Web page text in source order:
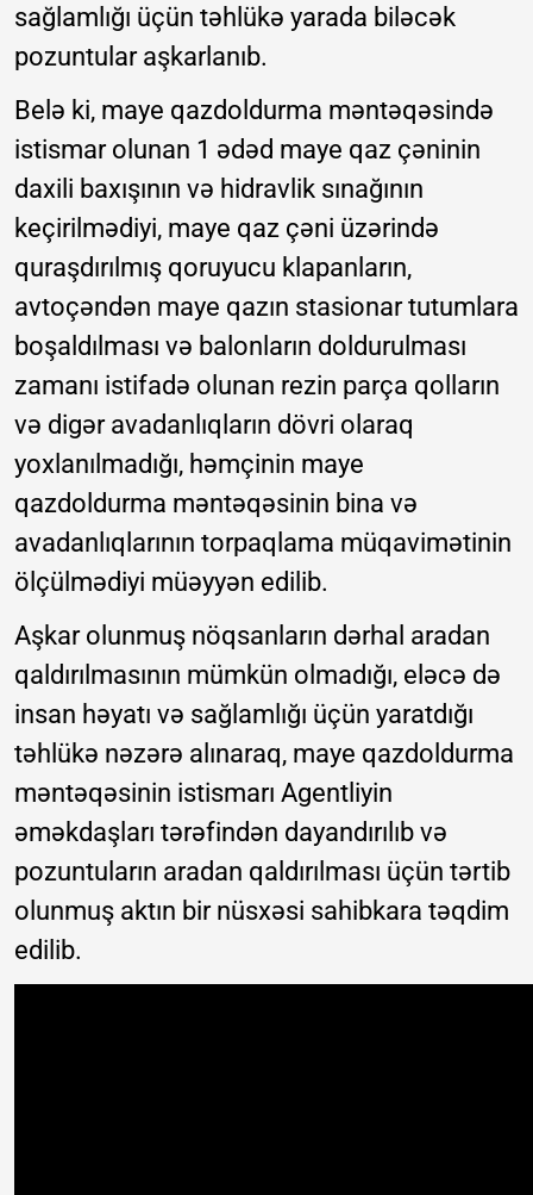
sağlamlığı üçün təhlükə yarada biləcək
pozuntular aşkarlanıb.
Belə ki, maye qazdoldurma məntəqəsində
istismar olunan 1 ədəd maye qaz çəninin
daxili baxışının və hidravlik sınağının
keçirilmədiyi, maye qaz çəni üzərində
quraşdırılmış qoruyucu klapanların,
avtoçəndən maye qazın stasionar tutumlara
boşaldılması və balonların doldurulması
zamanı istifadə olunan rezin parça qolların
və digər avadanlıqların dövri olaraq
yoxlanılmadığı, həmçinin maye
qazdoldurma məntəqəsinin bina və
avadanlıqlarının torpaqlama müqavimətinin
ölçülmədiyi müəyyən edilib.
Aşkar olunmuş nöqsanların dərhal aradan
qaldırılmasının mümkün olmadığı, eləcə də
insan həyatı və sağlamlığı üçün yaratdığı
təhlükə nəzərə alınaraq, maye qazdoldurma
məntəqəsinin istismarı Agentliyin
əməkdaşları tərəfindən dayandırılıb və
pozuntuların aradan qaldırılması üçün tərtib
olunmuş aktın bir nüsxəsi sahibkara təqdim
edilib.